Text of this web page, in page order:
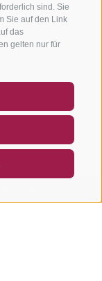
sind. Sie
Sie auf den Link
das
gelten nur für